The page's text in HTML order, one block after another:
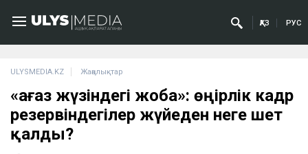
ҚАЗ РУС
ULYSMEDIA.KZ Жаңалықтар
«Қағаз жүзіндегі жоба»: өңірлік кадр
резервіндегілер жүйеден неге шет
қалды?